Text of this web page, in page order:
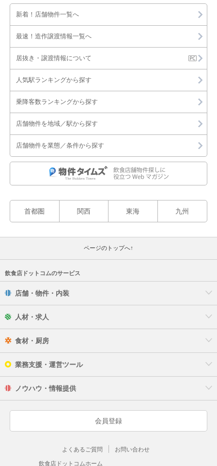
新着！店舗物件一覧へ
最速！造作譲渡情報一覧へ
居抜き・譲渡情報について
人気駅ランキングから探す
乗降客数ランキングから探す
店舗物件を地域／駅から探す
店舗物件を業態／条件から探す
首都圏 関西 東海 九州
ページのトップへ↑
飲食店ドットコムのサービス
店舗・物件・内装
人材・求人
食材・厨房
業務支援・運営ツール
ノウハウ・情報提供
会員登録
よくあるご質問 お問い合わせ
飲食店ドットコムホーム